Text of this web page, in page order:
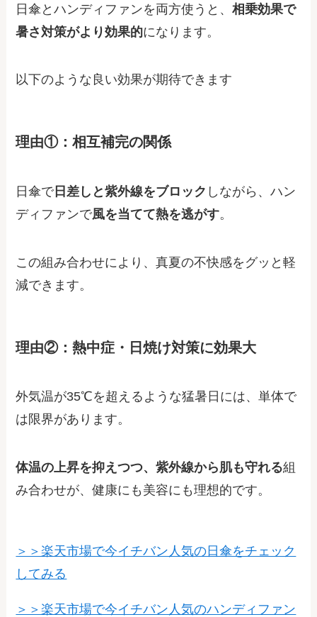
日傘とハンディファンを両方使うと、相乗効果で
暑さ対策がより効果的になります。
以下のような良い効果が期待できます
理由①：相互補完の関係
日傘で日差しと紫外線をブロック しながら、ハン
ディファンで風を当てて熱を逃がす。
この組み合わせにより、真夏の不快感をグッと軽
減できます。
理由②：熱中症・日焼け対策に効果大
外気温が35℃を超えるような猛暑日には、単体で
は限界があります。
体温の上昇を抑えつつ、紫外線から肌も守れる組
み合わせが、健康にも美容にも理想的です。
＞＞楽天市場で今イチバン人気の日傘をチェック
してみる
＞＞楽天市場で今イチバン人気のハンディファン